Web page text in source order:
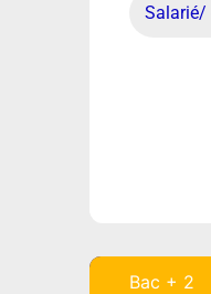
Salarié/
Bac + 2